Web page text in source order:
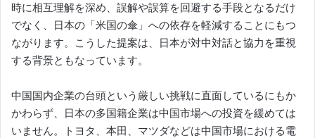
時に相互理解を深め、誤解や誤算を回避する手段となるだけ
でなく、日本の「米国の傘」への依存を軽減することにもつ
ながります。こうした提案は、日本が対中対話と協力を重視
する背景ともなっています。
中国国内企業の台頭という厳しい挑戦に直面しているにもか
かわらず、日本の多国籍企業は中国市場への投資を緩めては
いません。トヨタ、本田、マツダなどは中国市場における電